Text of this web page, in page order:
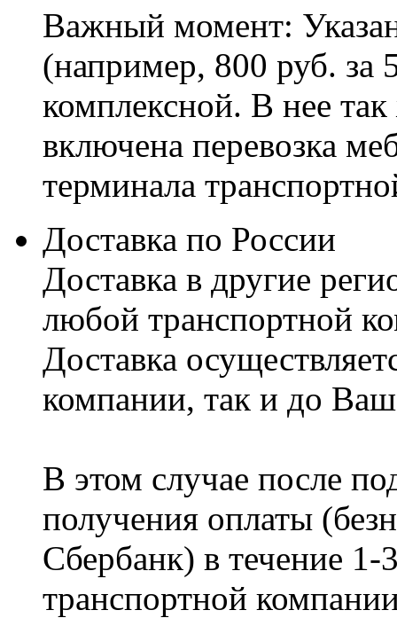
Важный момент:
(например, 800 руб. за
комплексной. В нее
включена перевозка
терминала
Доставка по России
Доставка в другие
любой транспортной
Доставка
компании, так и до
В этом случае после
получения оплаты
Сбербанк) в течение
транспортной